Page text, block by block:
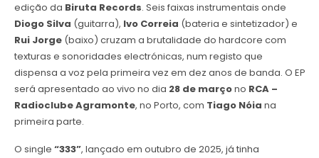
edição da Biruta Records. Seis faixas instrumentais onde
Diogo Silva (guitarra), Ivo Correia (bateria e sintetizador) e
Rui Jorge(baixo) cruzam a brutalidade do hardcore com
texturas e sonoridades electrónicas, num registo que
dispensa a voz pela primeira vez em dez anos de banda. O EP
será apresentado ao vivo no dia 28 de marçono RCA –
Radioclube Agramonte, no Porto, com Tiago Nóia na
primeira parte.
O single “333”, lançado em outubro de 2025, já tinha